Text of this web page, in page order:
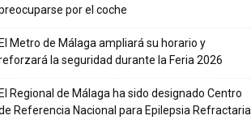
por el coche
Metro de Málaga ampliará su horario y
la seguridad durante la Feria 2026
Regional de Málaga ha sido designado Centro
Referencia Nacional para Epilepsia Refractaria